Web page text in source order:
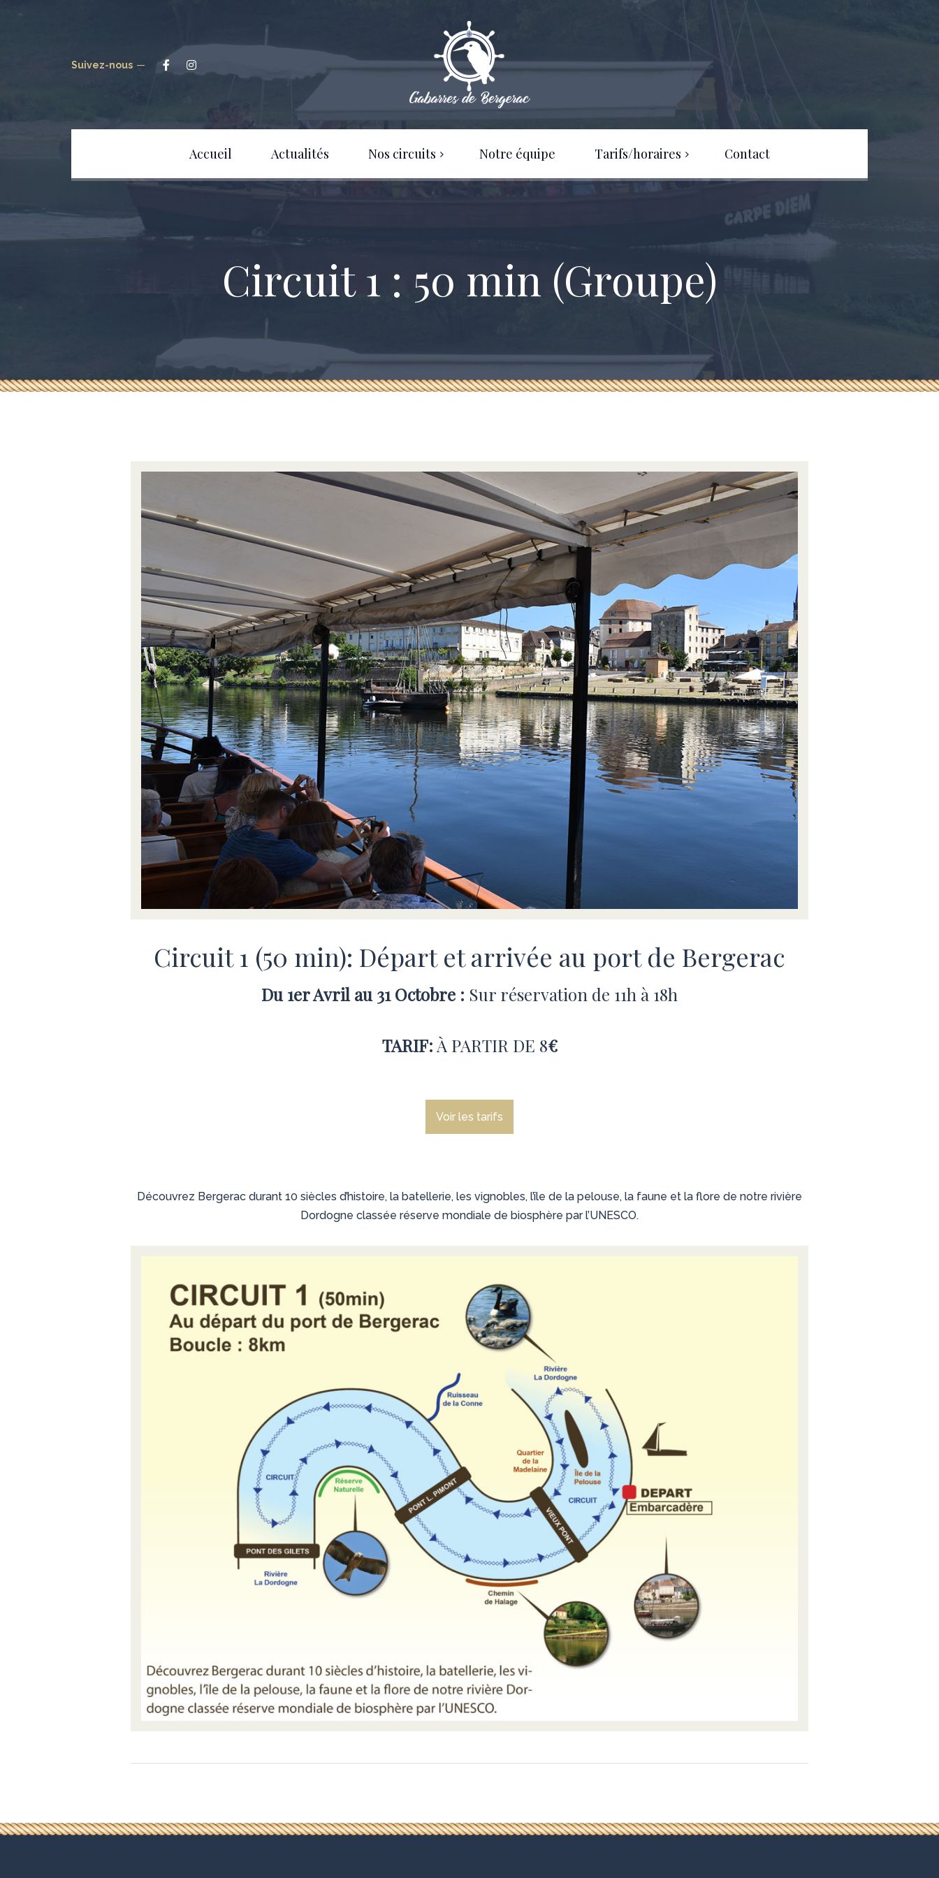
Suivez-nous
Accueil Actualités Nos circuits
Circuits Individuels
Notre équipe Tarifs/horaires
Nos tarifs 2026
Contact
Circuit 1 : 50 min (Groupe)
Circuit 1 (50 min): Départ et arrivée au port de Bergerac
Du 1er Avril au 31 Octobre : Sur réservation de 11h à 18h
TARIF: À PARTIR DE 8€
Voir les tarifs
Découvrez Bergerac durant 10 siècles d’histoire, la batellerie, les vignobles, l’île de la pelouse, la faune et la flore de notre rivière
Dordogne classée réserve mondiale de biosphère par l’UNESCO.